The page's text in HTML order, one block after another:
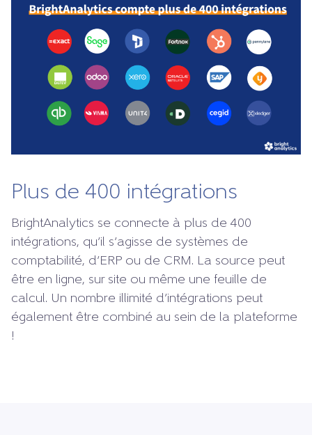
Plus de 400 intégrations
BrightAnalytics se connecte à plus de 400
intégrations, qu’il s’agisse de systèmes de
comptabilité, d’ERP ou de CRM. La source peut
être en ligne, sur site ou même une feuille de
calcul. Un nombre illimité d’intégrations peut
également être combiné au sein de la plateforme
!